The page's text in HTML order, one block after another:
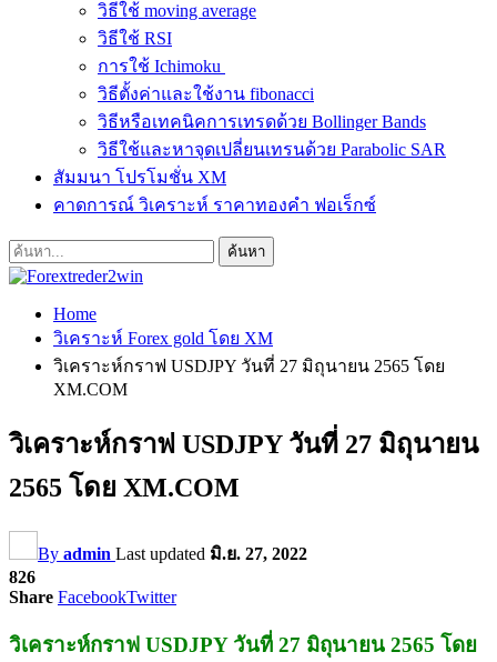
วิธีใช้ moving average
วิธีใช้ RSI
การใช้ Ichimoku
วิธีตั้งค่าและใช้งาน fibonacci
วิธีหรือเทคนิคการเทรดด้วย Bollinger Bands
วิธีใช้และหาจุดเปลี่ยนเทรนด้วย Parabolic SAR
สัมมนา โปรโมชั่น XM
คาดการณ์ วิเคราะห์ ราคาทองคำ ฟอเร็กซ์
Home
วิเคราะห์ Forex gold โดย XM
วิเคราะห์กราฟ USDJPY วันที่ 27 มิถุนายน 2565 โดย
XM.COM
วิเคราะห์กราฟ USDJPY วันที่ 27 มิถุนายน
2565 โดย XM.COM
By admin Last updated มิ.ย. 27, 2022
826
Share FacebookTwitter
วิเคราะห์กราฟ USDJPY วันที่ 27 มิถุนายน 2565 โดย